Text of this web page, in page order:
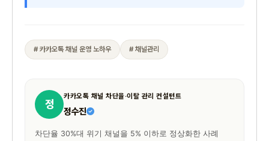
# 카카오톡 채널 운영 노하우 # 채널관리
정
카카오톡 채널 차단율·이탈 관리 컨설턴트
정수진
차단율 30%대 위기 채널을 5% 이하로 정상화한 사례